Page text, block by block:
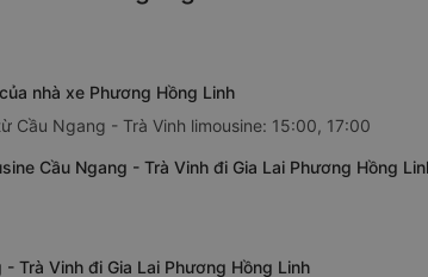
nhà xe Phương Hồng Linh
Cầu Ngang - Trà Vinh limousine: 15:00, 17:00
Cầu Ngang - Trà Vinh đi Gia Lai Phương Hồng
Trà Vinh đi Gia Lai Phương Hồng Linh